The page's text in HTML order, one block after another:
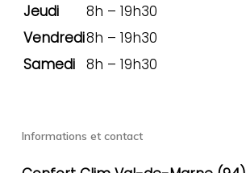
Jeudi
8h – 19h30
Vendredi8h – 19h30
Samedi 8h – 19h30
Informations et contact